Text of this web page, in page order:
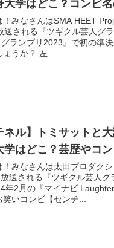
大学はどこ？コンビ
！みなさんはSMA HEET
送される『ツギクル芸人グ
ランプリ2023』で初の準
ご存知でしょうか？ 左...
ネル】トミサットと
学はどこ？芸歴やコ
！みなさんは太田プロダク
送される『ツギクル芸人
年2月の『マイナビ
いコンビ【センチ...